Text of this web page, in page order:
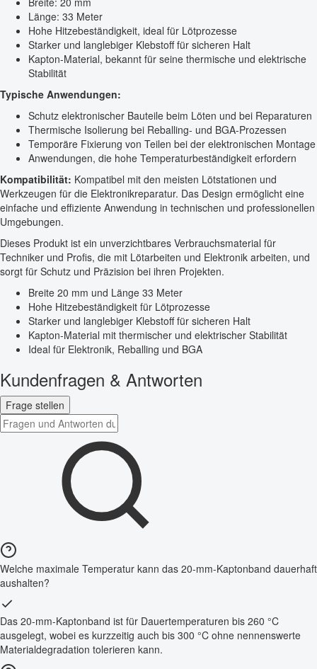
Länge: 33 Meter
Hohe Hitzebeständigkeit, ideal für Lötprozesse
Starker und langlebiger Klebstoff für sicheren Halt
Kapton-Material, bekannt für seine thermische und elektrische
Stabilität
Typische Anwendungen:
Schutz elektronischer Bauteile beim Löten und bei Reparaturen
Thermische Isolierung bei Reballing- und BGA-Prozessen
Temporäre Fixierung von Teilen bei der elektronischen Montage
Anwendungen, die hohe Temperaturbeständigkeit erfordern
Kompatibilität: Kompatibel mit den meisten Lötstationen und
Werkzeugen für die Elektronikreparatur. Das Design ermöglicht eine
einfache und effiziente Anwendung in technischen und professionellen
Umgebungen.
Dieses Produkt ist ein unverzichtbares Verbrauchsmaterial für
Techniker und Profis, die mit Lötarbeiten und Elektronik arbeiten, und
sorgt für Schutz und Präzision bei ihren Projekten.
Breite 20 mm und Länge 33 Meter
Hohe Hitzebeständigkeit für Lötprozesse
Starker und langlebiger Klebstoff für sicheren Halt
Kapton-Material mit thermischer und elektrischer Stabilität
Ideal für Elektronik, Reballing und BGA
Kundenfragen & Antworten
Frage stellen
Welche maximale Temperatur kann das 20-mm-Kaptonband dauerhaft
aushalten?
Das 20-mm-Kaptonband ist für Dauertemperaturen bis 260 °C
ausgelegt, wobei es kurzzeitig auch bis 300 °C ohne nennenswerte
Materialdegradation tolerieren kann.